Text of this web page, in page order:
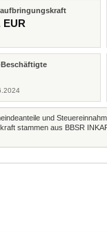
EUR
und
stammen aus BBSR